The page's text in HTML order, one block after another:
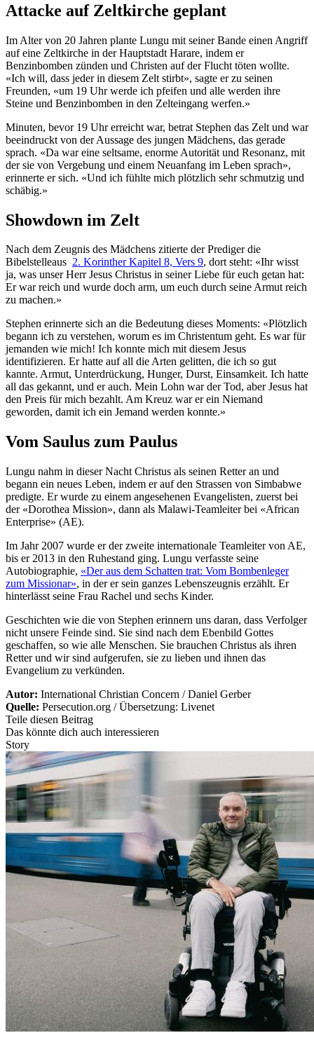
Attacke auf Zeltkirche geplant
Im Alter von 20 Jahren plante Lungu mit seiner Bande einen Angriff
auf eine Zeltkirche in der Hauptstadt Harare, indem er
Benzinbomben zünden und Christen auf der Flucht töten wollte.
«Ich will, dass jeder in diesem Zelt stirbt», sagte er zu seinen
Freunden, «um 19 Uhr werde ich pfeifen und alle werden ihre
Steine und Benzinbomben in den Zelteingang werfen.»
Minuten, bevor 19 Uhr erreicht war, betrat Stephen das Zelt und war
beeindruckt von der Aussage des jungen Mädchens, das gerade
sprach. «Da war eine seltsame, enorme Autorität und Resonanz, mit
der sie von Vergebung und einem Neuanfang im Leben sprach»,
erinnerte er sich. «Und ich fühlte mich plötzlich sehr schmutzig und
schäbig.»
Showdown im Zelt
Nach dem Zeugnis des Mädchens zitierte der Prediger die
Bibelstelleaus 2. Korinther Kapitel 8, Vers 9, dort steht: «Ihr wisst
ja, was unser Herr Jesus Christus in seiner Liebe für euch getan hat:
Er war reich und wurde doch arm, um euch durch seine Armut reich
zu machen.»
Stephen erinnerte sich an die Bedeutung dieses Moments: «Plötzlich
begann ich zu verstehen, worum es im Christentum geht. Es war für
jemanden wie mich! Ich konnte mich mit diesem Jesus
identifizieren. Er hatte auf all die Arten gelitten, die ich so gut
kannte. Armut, Unterdrückung, Hunger, Durst, Einsamkeit. Ich hatte
all das gekannt, und er auch. Mein Lohn war der Tod, aber Jesus hat
den Preis für mich bezahlt. Am Kreuz war er ein Niemand
geworden, damit ich ein Jemand werden konnte.»
Vom Saulus zum Paulus
Lungu nahm in dieser Nacht Christus als seinen Retter an und
begann ein neues Leben, indem er auf den Strassen von Simbabwe
predigte. Er wurde zu einem angesehenen Evangelisten, zuerst bei
der «Dorothea Mission», dann als Malawi-Teamleiter bei «African
Enterprise» (AE).
Im Jahr 2007 wurde er der zweite internationale Teamleiter von AE,
bis er 2013 in den Ruhestand ging. Lungu verfasste seine
Autobiographie, «Der aus dem Schatten trat: Vom Bombenleger
zum Missionar», in der er sein ganzes Lebenszeugnis erzählt. Er
hinterlässt seine Frau Rachel und sechs Kinder.
Geschichten wie die von Stephen erinnern uns daran, dass Verfolger
nicht unsere Feinde sind. Sie sind nach dem Ebenbild Gottes
geschaffen, so wie alle Menschen. Sie brauchen Christus als ihren
Retter und wir sind aufgerufen, sie zu lieben und ihnen das
Evangelium zu verkünden.
Autor: International Christian Concern / Daniel Gerber
Quelle: Persecution.org / Übersetzung: Livenet
Teile diesen Beitrag
Das könnte dich auch interessieren
Story